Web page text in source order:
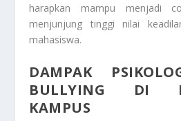
harapkan mampu menjadi
menjunjung tinggi nilai
mahasiswa.
DAMPAK
BULLYING DI
KAMPUS